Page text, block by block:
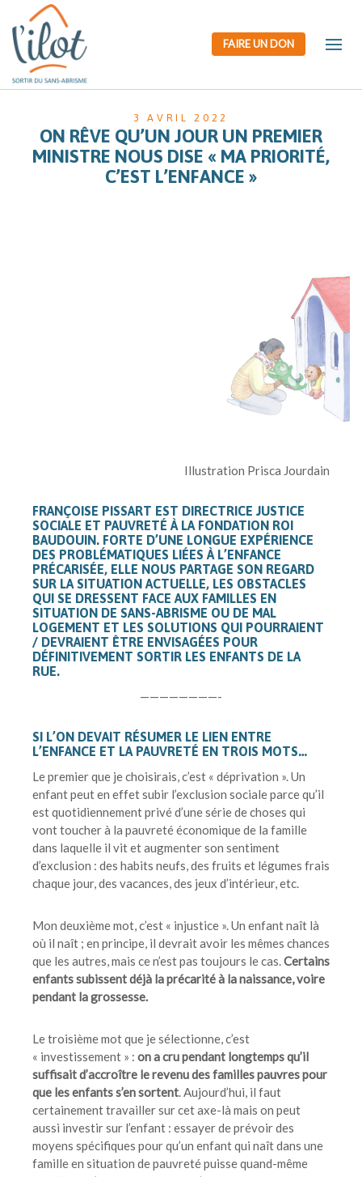
3 AVRIL 2022
ON RÊVE QU’UN JOUR UN PREMIER
MINISTRE NOUS DISE « MA PRIORITÉ,
C’EST L’ENFANCE »
Illustration Prisca Jourdain
FRANÇOISE PISSART EST DIRECTRICE JUSTICE
SOCIALE ET PAUVRETÉ À LA FONDATION ROI
BAUDOUIN. FORTE D’UNE LONGUE EXPÉRIENCE
DES PROBLÉMATIQUES LIÉES À L’ENFANCE
PRÉCARISÉE, ELLE NOUS PARTAGE SON REGARD
SUR LA SITUATION ACTUELLE, LES OBSTACLES
QUI SE DRESSENT FACE AUX FAMILLES EN
SITUATION DE SANS-ABRISME OU DE MAL
LOGEMENT ET LES SOLUTIONS QUI POURRAIENT
/ DEVRAIENT ÊTRE ENVISAGÉES POUR
DÉFINITIVEMENT SORTIR LES ENFANTS DE LA
RUE.
————————-
SI L’ON DEVAIT RÉSUMER LE LIEN ENTRE
L’ENFANCE ET LA PAUVRETÉ EN TROIS MOTS…
Le premier que je choisirais, c’est « déprivation ». Un
enfant peut en effet subir l’exclusion sociale parce qu’il
est quotidiennement privé d’une série de choses qui
vont toucher à la pauvreté économique de la famille
dans laquelle il vit et augmenter son sentiment
d’exclusion : des habits neufs, des fruits et légumes frais
chaque jour, des vacances, des jeux d’intérieur, etc.
Mon deuxième mot, c’est « injustice ». Un enfant naît là
où il naît ; en principe, il devrait avoir les mêmes chances
que les autres, mais ce n’est pas toujours le cas.Certains
enfants subissent déjà la précarité à la naissance, voire
pendant la grossesse.
Le troisième mot que je sélectionne, c’est
« investissement » : on a cru pendant longtemps qu’il
suffisait d’accroître le revenu des familles pauvres pour
que les enfants s’en sortent. Aujourd’hui, il faut
certainement travailler sur cet axe-là mais on peut
aussi investir sur l’enfant : essayer de prévoir des
moyens spécifiques pour qu’un enfant qui naît dans une
famille en situation de pauvreté puisse quand-même
FAIRE UN DON